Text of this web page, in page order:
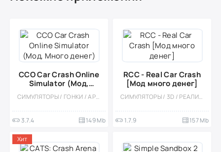
CCO Car Crash Online
Simulator (Мод,
Много денег)
СИМУЛЯТОРЫ / ГОНКИ / АРКАДЫ / ОДНОПОЛЬЗОВАТЕЛЬСКИЕ / ОФЛАЙН / РЕАЛИЗМ / 3D / ФИЗИКА / МОД
3.7.4 149 Mb
RCC - Real Car Crash
[Мод много денег]
СИМУЛЯТОРЫ / 3D / РЕАЛИЗМ / МОД / ГОНКИ / ЭКСТРЕМАЛЬНАЯ ЕЗДА / КАЗУАЛЬНЫЕ / ОДНОПОЛЬЗОВАТЕЛЬСКИЕ / СТИЛИЗАЦИЯ / ОФЛАЙН / ВСТРОЕННЫЙ КЕШ
1.7.9 157 Mb
Хит